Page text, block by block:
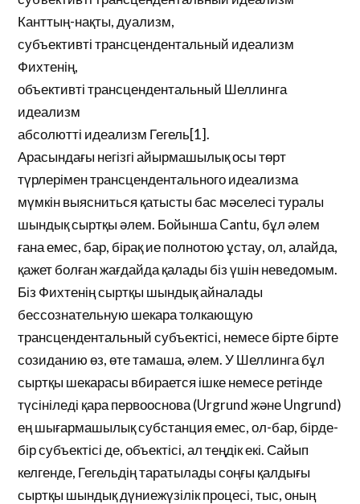
Канттың-нақты, дуализм,
субъективті трансцендентальный идеализм
Фихтенің,
объективті трансцендентальный Шеллинга
идеализм
абсолютті идеализм Гегель[1].
Арасындағы негізгі айырмашылық осы төрт
түрлерімен трансцендентального идеализма
мүмкін выясниться қатысты бас мәселесі туралы
шындық сыртқы әлем. Бойынша Cantu, бұл әлем
ғана емес, бар, бірақ ие полнотою ұстау, ол, алайда,
қажет болған жағдайда қалады біз үшін неведомым.
Біз Фихтенің сыртқы шындық айналады
бессознательную шекара толкающую
трансцендентальный субъектісі, немесе бірте бірте
созиданию өз, өте тамаша, әлем. У Шеллинга бұл
сыртқы шекарасы вбирается ішке немесе ретінде
түсініледі қара первооснова (Urgrund және Ungrund)
ең шығармашылық субстанция емес, ол-бар, бірде-
бір субъектісі де, объектісі, ал теңдік екі. Сайып
келгенде, Гегельдің таратылады соңғы қалдығы
сыртқы шындық дүниежүзілік процесі, тыс, оның